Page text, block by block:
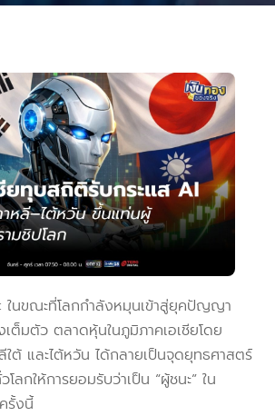
: ในขณะที่โลกกำลังหมุนเข้าสู่ยุคปัญญา
ต็มตัว ตลาดหุ้นในภูมิภาคเอเชียโดย
ต้ และไต้หวัน ได้กลายเป็นจุดยุทธศาสตร์
กให้การยอมรับว่าเป็น “ผู้ชนะ” ใน
รั้งนี้